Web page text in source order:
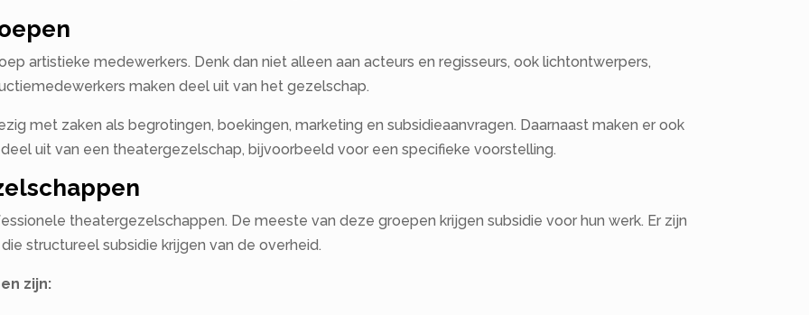
artistieke medewerkers. Denk dan niet alleen aan acteurs en regisseurs, ook lichtontwerpers,
maken deel uit van het gezelschap.
met zaken als begrotingen, boekingen, marketing en subsidieaanvragen. Daarnaast maken er ook
uit van een theatergezelschap, bijvoorbeeld voor een specifieke voorstelling.
theatergezelschappen. De meeste van deze groepen krijgen subsidie voor hun werk. Er zijn
structureel subsidie krijgen van de overheid.
zijn: